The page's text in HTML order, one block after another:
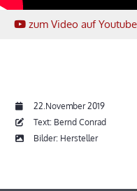
zum Video auf Youtube
22.November 2019
Text: Bernd Conrad
Bilder: Hersteller